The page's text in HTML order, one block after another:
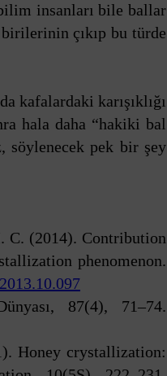
insanları bile ballar
çıkıp bu türde
kafalardaki karışıklığı
hala daha “hakiki bal
söylenecek pek bir şey
C. (2014). Contribution
phenomenon.
87(4), 71–74.
Honey crystallization: